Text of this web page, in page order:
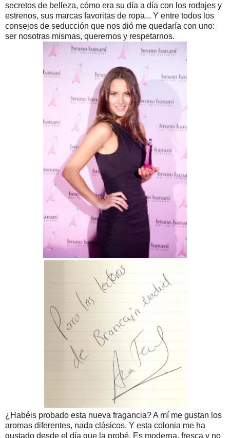
secretos de belleza, cómo era su día a día con los rodajes y
estrenos, sus marcas favoritas de ropa... Y entre todos los
consejos de seducción que nos dió me quedaría con uno:
ser nosotras mismas, querernos y respetarnos.
¿Habéis probado esta nueva fragancia? A mí me gustan los
aromas diferentes, nada clásicos. Y esta colonia me ha
gustado desde el día que la probé. Es moderna, fresca y no